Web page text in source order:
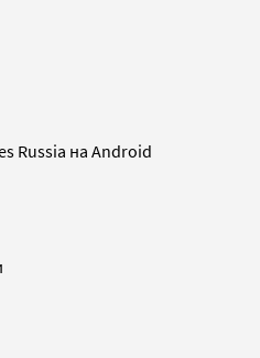
Russia на Android